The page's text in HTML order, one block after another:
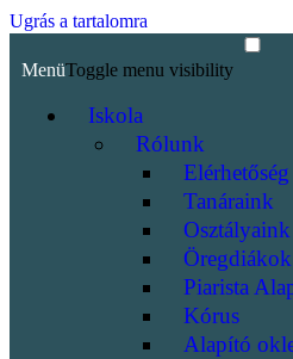
Ugrás a tartalomra
MenüToggle menu visibility
Iskola
Rólunk
Elérhetőség
Tanáraink
Osztályaink
Öregdiákok
Piarista
Kórus
Alapító